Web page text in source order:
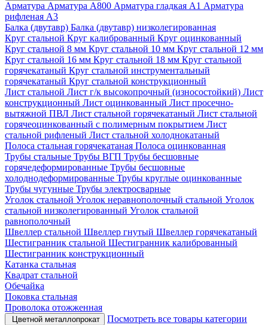
Арматура Арматура А800 Арматура гладкая А1 Арматура
рифленая А3
Балка (двутавр) Балка (двутавр) низколегированная
Круг стальной Круг калиброванный Круг оцинкованный
Круг стальной 8 мм Круг стальной 10 мм Круг стальной 12 мм
Круг стальной 16 мм Круг стальной 18 мм Круг стальной
горячекатаный Круг стальной инструментальный
горячекатаный Круг стальной конструкционный
Лист стальной Лист г/к высокопрочный (износостойкий) Лист
конструкционный Лист оцинкованный Лист просечно-
вытяжной ПВЛ Лист стальной горячекатаный Лист стальной
горячеоцинкованный с полимерным покрытием Лист
стальной рифленый Лист стальной холоднокатаный
Полоса стальная горячекатаная Полоса оцинкованная
Трубы стальные Трубы ВГП Трубы бесшовные
горячедеформированные Трубы бесшовные
холоднодеформированные Трубы круглые оцинкованные
Трубы чугунные Трубы электросварные
Уголок стальной Уголок неравнополочный стальной Уголок
стальной низколегированный Уголок стальной
равнополочный
Швеллер стальной Швеллер гнутый Швеллер горячекатаный
Шестигранник стальной Шестигранник калиброванный
Шестигранник конструкционный
Катанка стальная
Квадрат стальной
Обечайка
Поковка стальная
Проволока отожженная
Цветной металлопрокат
Посмотреть все товары категории